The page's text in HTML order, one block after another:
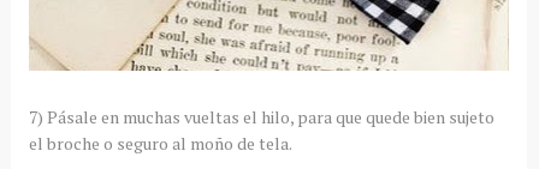
7) Pásale en muchas vueltas el hilo, para que quede bien sujeto
el broche o seguro al moño de tela.